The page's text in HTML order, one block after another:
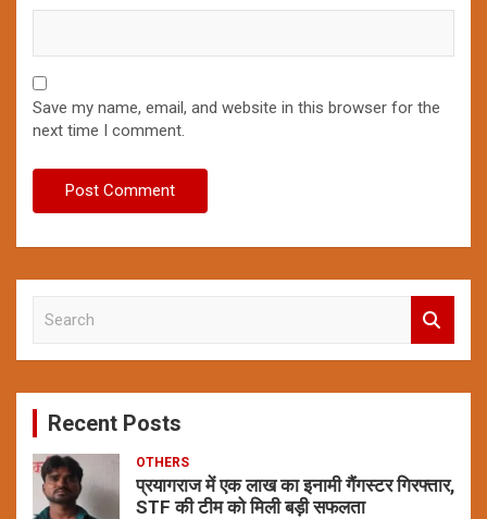
Save my name, email, and website in this browser for the
next time I comment.
c
Recent Posts
OTHERS
प्रयागराज में एक लाख का इनामी गैंगस्टर गिरफ्तार,
STF की टीम को मिली बड़ी सफलता